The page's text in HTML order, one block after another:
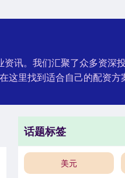
讯。我们汇聚了众多资深
这里找到适合自己的配资方
话题标签
美元